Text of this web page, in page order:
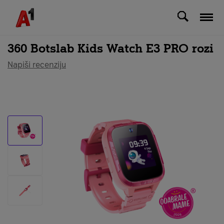
Svi uređaji
360 Botslab Kids Watch E3 PRO rozi
Napiši recenziju